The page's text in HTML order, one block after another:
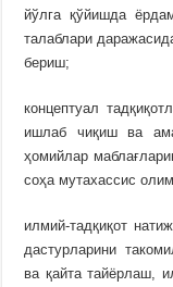
йўлга қўйишда
талаблари
бериш;
концептуал
ишлаб чиқиш ва
ҳомийлар
соҳа мутахассис
илмий-тадқиқот
дастурларини
ва қайта тайёрлаш,